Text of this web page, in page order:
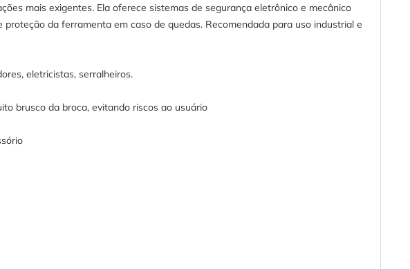
mais exigentes. Ela oferece sistemas de segurança eletrônico e mecânico
da ferramenta em caso de quedas. Recomendada para uso industrial e
eletricistas, serralheiros.
brusco da broca, evitando riscos ao usuário